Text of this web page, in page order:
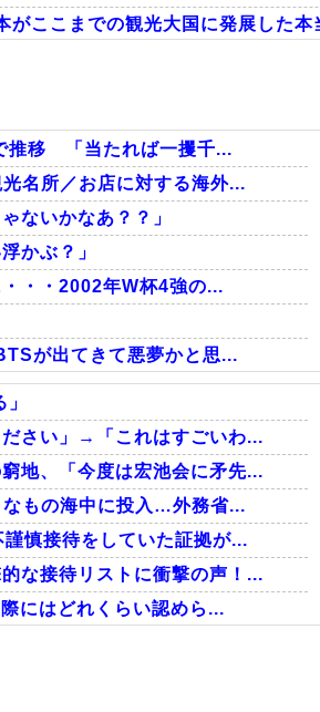
がここまでの観光大国に発展した
サッカー協会関係者が『不適切接
livedoor 相互RSS
推移 「当たれば一攫千...
名所／お店に対する海外...
ないかなあ？？」
かぶ？」
・・2002年W杯4強の...
が出てきて悪夢かと思...
さい」→「これはすごいわ...
地、「今度は宏池会に矛先...
もの海中に投入…外務省...
慎接待をしていた証拠が...
な接待リストに衝撃の声！...
にはどれくらい認めら...